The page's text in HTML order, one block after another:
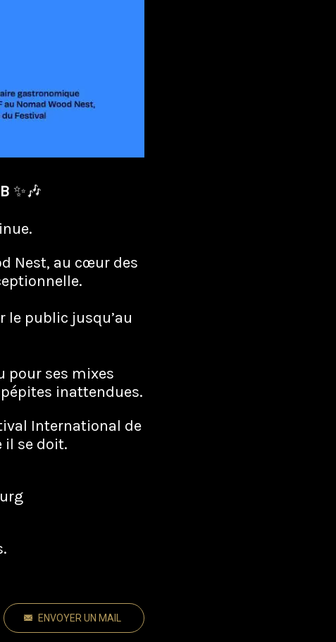
✨🎶
Nest, au cœur des
le public jusqu’au
pour ses mixes
inattendues.
International de
il se doit.
ENVOYER UN MAIL